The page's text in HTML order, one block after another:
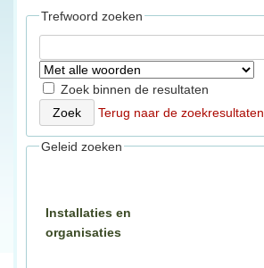
Trefwoord zoeken
Zoek binnen de resultaten
Terug naar de zoekresultaten
Geleid zoeken
Installaties en
organisaties